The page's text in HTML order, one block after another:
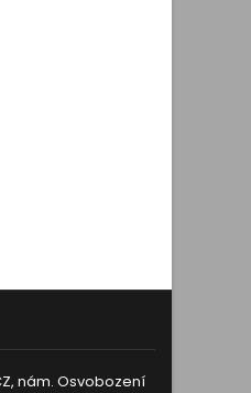
nám. Osvobození